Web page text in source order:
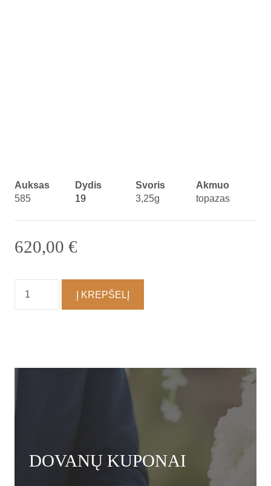
Auksas
585
Dydis
19
Svoris
3,25g
Akmuo
topazas
620,00 €
kiekis:
Žiedas
Į KREPŠELĮ
DOVANŲ KUPONAI